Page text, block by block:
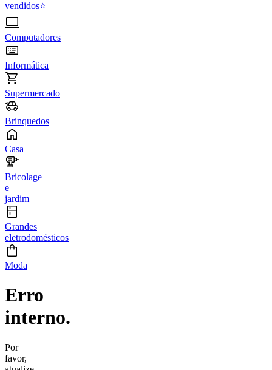
vendidos⭐
Computadores
Informática
Supermercado
Brinquedos
Casa
Bricolage
e
jardim
Grandes
eletrodomésticos
Moda
Erro
interno.
Por
favor,